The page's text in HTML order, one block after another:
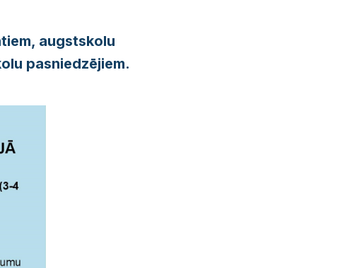
augstskolu
pasniedzējiem.